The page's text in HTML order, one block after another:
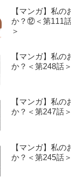
【マンガ】私
か？⑫＜第111
＞
【マンガ】私
か？＜第248話＞
【マンガ】私
か？＜第247話＞
【マンガ】私
か？＜第245話＞